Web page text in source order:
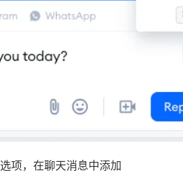
选项，在聊天消息中添加